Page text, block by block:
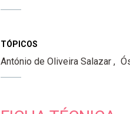
TÓPICOS
António de Oliveira Salazar